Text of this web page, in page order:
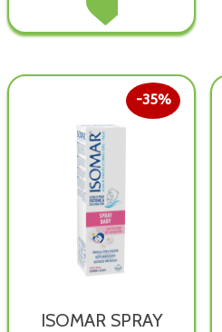
ISOTONICA
carrello
20FL
5ML alla
ISOMAR SPRAY
35%